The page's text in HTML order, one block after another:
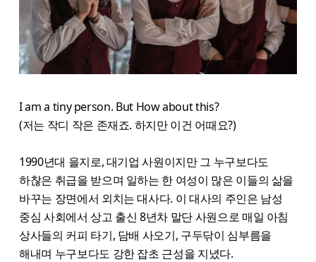
I am a tiny person. But How about this?
(저는 작디 작은 존재죠. 하지만 이건 어때요?)
1990년대 을지로, 대기업 사원이지만 그 누구보다도
하찮은 취급을 받으며 일하는 한 여성이 많은 이들의 삶을
바꾸는 장면에서 외치는 대사다. 이 대사의 주인은 남성
중심 사회에서 상고 출신 8년차 말단 사원으로 매일 아침
상사들의 커피 타기, 담배 사오기, 구두닦이 심부름을
해내며 누구보다도 강한 잡초 근성을 지녔다.